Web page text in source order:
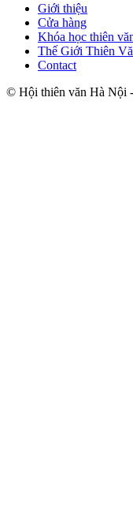
Giới thiệu
Cửa hàng
Khóa học thiên
Thế Giới Thiên
Contact
© Hội thiên văn Hà Nội